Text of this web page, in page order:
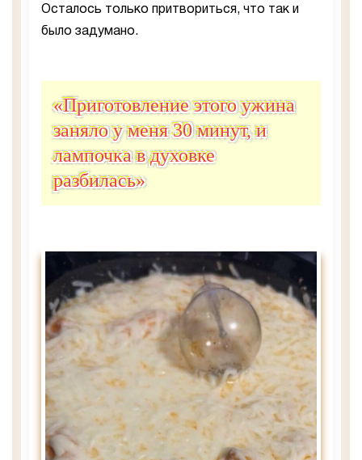
Осталось только притвориться, что так и
было задумано.
«Приготовление этого ужина
заняло у меня 30 минут, и
лампочка в духовке
разбилась»